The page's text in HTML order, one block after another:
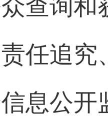
查询和
任追究
息公开